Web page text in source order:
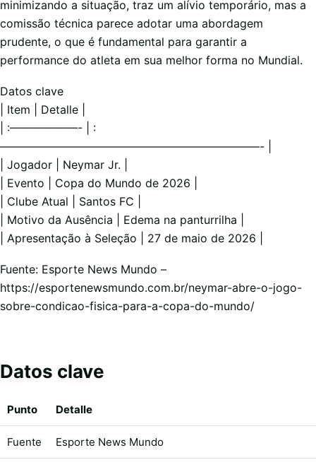
minimizando a situação, traz um alívio temporário, mas a
comissão técnica parece adotar uma abordagem
prudente, o que é fundamental para garantir a
performance do atleta em sua melhor forma no Mundial.
Datos clave
| Item | Detalle |
| :——————- | :
———————————————————————- |
| Jogador | Neymar Jr. |
| Evento | Copa do Mundo de 2026 |
| Clube Atual | Santos FC |
| Motivo da Ausência | Edema na panturrilha |
| Apresentação à Seleção | 27 de maio de 2026 |
Fuente: Esporte News Mundo –
https://esportenewsmundo.com.br/neymar-abre-o-jogo-
sobre-condicao-fisica-para-a-copa-do-mundo/
Datos clave
Punto Detalle
Fuente Esporte News Mundo